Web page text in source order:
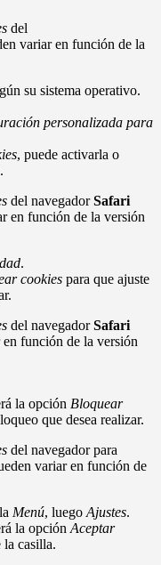
del
variar en función de la
su sistema operativo.
personalizada para
, puede activarla o
del navegadorSafari
en función de la versión
.
cookies para que ajuste
del navegadorSafari
en función de la versión
la opción Bloquear
que desea realizar.
del navegador para
variar en función de
Menú, luego Ajustes.
la opción Aceptar
la casilla.